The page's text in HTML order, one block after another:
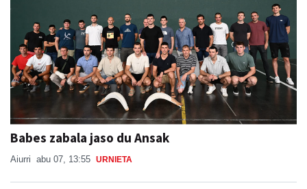
Babes zabala jaso du Ansak
Aiurri abu 07, 13:55 URNIETA